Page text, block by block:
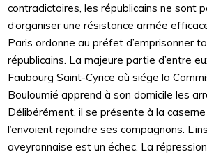
contradictoires, les républicains ne sont
d’organiser une résistance armée
Paris ordonne au préfet d’emprisonner
républicains. La majeure partie d’entre
Faubourg Saint-Cyrice où siége la
Bouloumié apprend à son domicile les
Délibérément, il se présente à la
l’envoient rejoindre ses compagnons.
aveyronnaise est un échec. La